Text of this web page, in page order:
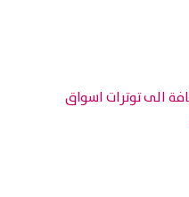
الى توترات اسواق